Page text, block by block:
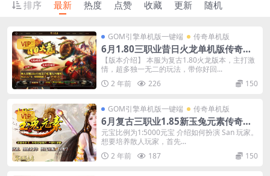
排序
最新 热度 点赞 收藏 更新 随机
VIP
GOM引擎单机版一键端 传奇单机版
6月1.80三职业昔日火龙单机版传奇装
备上缴-重铸炼化强化-附带GM后台
【版本介绍】 本服为复古1.80火龙版本，主打激
情，超多独一无二的玩法，带你好回...
2 年前
226 150
VIP
GOM引擎单机版一键端 传奇单机版
6月复古三职业1.85新玉兔元素传奇单
机版本-附带GM后台
元宝比例为1:5000元宝 介绍如何扮演 San 玩家。
想要培养散人玩家，首先...
2 年前
187 150